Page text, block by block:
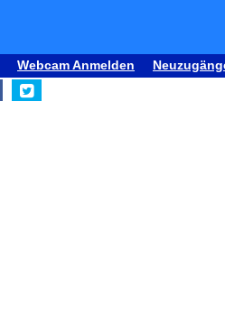
Webcam Anmelden